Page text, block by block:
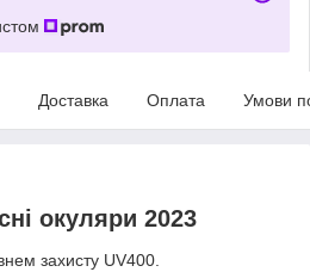
Доставка Оплата Умови
окуляри 2023
захисту UV400.